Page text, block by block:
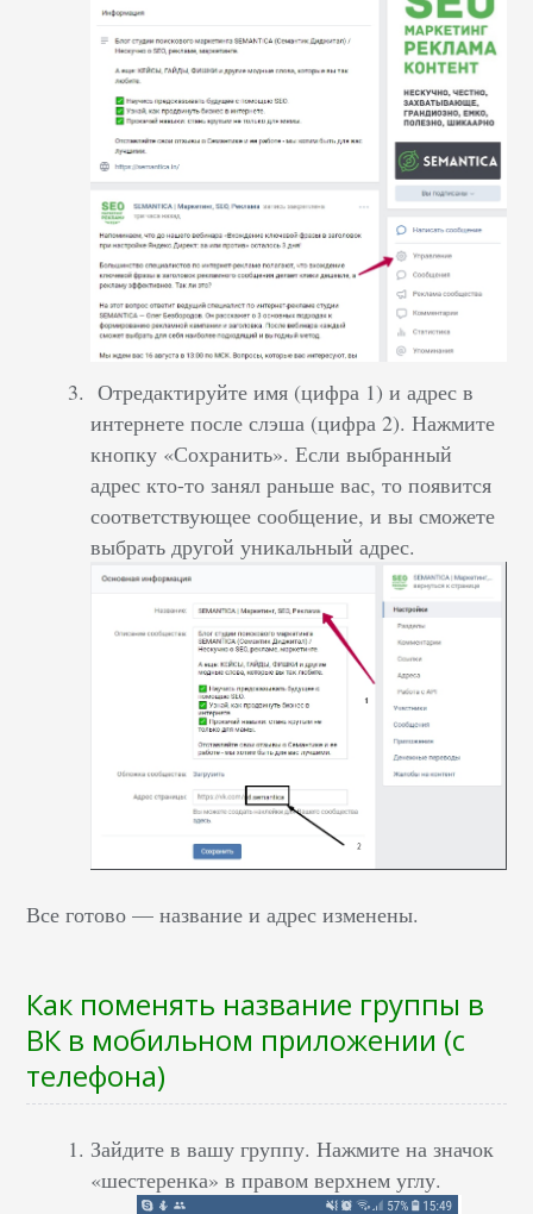
Отредактируйте имя (цифра 1) и адрес в
интернете после слэша (цифра 2). Нажмите
кнопку «Сохранить». Если выбранный
адрес кто-то занял раньше вас, то появится
соответствующее сообщение, и вы сможете
выбрать другой уникальный адрес.
Все готово — название и адрес изменены.
Как поменять название группы в
ВК в мобильном приложении (с
телефона)
Зайдите в вашу группу. Нажмите на значок
«шестеренка» в правом верхнем углу.